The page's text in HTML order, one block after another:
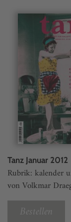
Tanz Januar 2012
Rubrik: kalender
von Volkmar
Bestellen